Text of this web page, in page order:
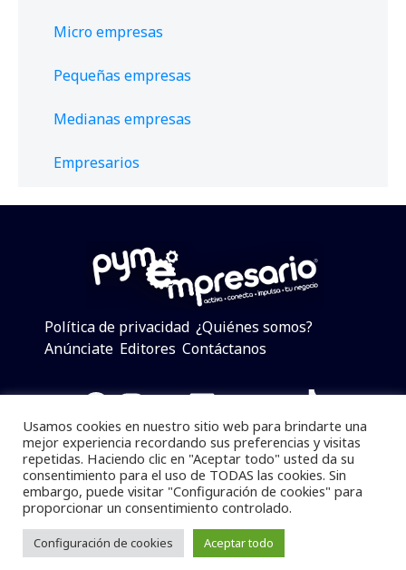
Micro empresas
Pequeñas empresas
Medianas empresas
Empresarios
Política de privacidad ¿Quiénes somos?
Anúnciate Editores Contáctanos
Facebook
Instagram
Twitter
LinkedIn
Telegram
YouTube
TikTok
Pymempresario © 2025 Todos los derechos reservados.
Se prohibe el uso de la información total o parcial sin
dar referencia a la fuente.
Desarrollado poryalla ya!
Usamos cookies en nuestro sitio web para brindarte una
mejor experiencia recordando sus preferencias y visitas
repetidas. Haciendo clic en "Aceptar todo" usted da su
consentimiento para el uso de TODAS las cookies. Sin
embargo, puede visitar "Configuración de cookies" para
proporcionar un consentimiento controlado.
Configuración de cookies Aceptar todo